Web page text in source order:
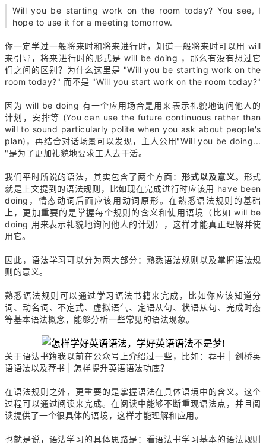
Will you be starting work on the room today? You see, I
hope to use it for a meeting tomorrow.
你一定学过一般将来时和将来进行时，知道一般将来时可以用 will
来引导，将来进行时的形式是 will be doing ，那么有没有想过它
们之间的区别？为什么这里是 "Will you be starting work on the
room today?" 而不是 "Will you start work on the room today?"
因为 will be doing 有一个应用场合是用来表示礼貌地询问他人的
计划，安排等 (You can use the future continuous rather than
will to sound particularly polite when you ask about people's
plan)，再结合对话场景可以发现，主人公用"Will you be doing...
"是为了更加礼貌地要求工人去干活。
我们平时所说的语法，其实包含了两个方面：形式以及意义。形式
就是上文提到的语法规则，比如现在完成进行时应该用 have been
doing，情态动词后面应该用动词原形。在熟悉语法规则的基础
上，更加重要的是掌握每个规则的含义和使用语境（比如 will be
doing 用来表示礼貌地询问他人的计划），这样才能真正理解并使
用它。
因此，语法学习可以分为两大部分：熟悉语法规则以及掌握语法规
则的意义。
熟悉语法规则可以通过学习语法书籍来完成，比如你应该知道分
词、动名词、不定式、虚拟语气、定语从句、状语从句、完成时态
等基本语法概念，能够分析一些常见的语法现象。
关于语法书籍我以前在公众号上介绍过一些，比如：荐书 | 剑桥英
语语法以及荐书 | 怎样提升英语语法功底？
在语法规则之外，更重要的是掌握语法在具体语境中的含义。这个
过程可以通过阅读来完成。在阅读中能够不断重现语法点，并且阅
读提供了一个很具体的语境，这样才能理解和应用。
也就是说，语法学习的具体思路是：看语法书学习基本的语法规则